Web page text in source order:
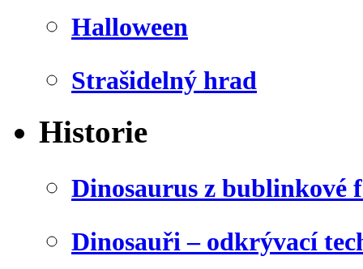
Halloween
Strašidelný hrad
Historie
Dinosaurus z bublinkové
Dinosauři – odkrývací